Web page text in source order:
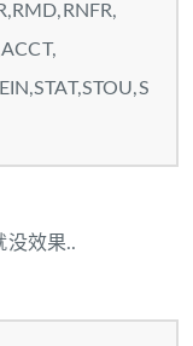
没效果..